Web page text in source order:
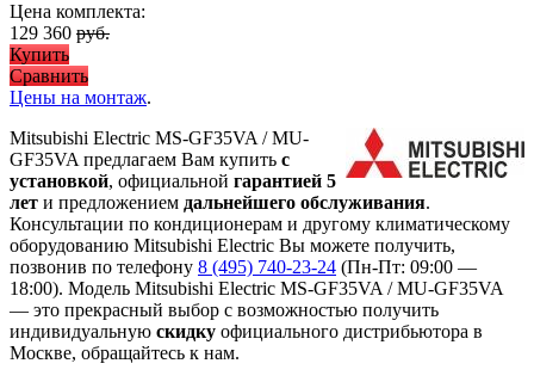
Цена комплекта:
129 360 руб.
Купить
Сравнить
Цены на монтаж.
Mitsubishi Electric MS-GF35VA / MU-
GF35VA предлагаем Вам купить с
установкой, официальной гарантией 5
лет и предложением дальнейшего обслуживания.
Консультации по кондиционерам и другому климатическому
оборудованию Mitsubishi Electric Вы можете получить,
позвонив по телефону 8 (495) 740-23-24 (Пн-Пт: 09:00 —
18:00). Модель Mitsubishi Electric MS-GF35VA / MU-GF35VA
— это прекрасный выбор с возможностью получить
индивидуальную скидку официального дистрибьютора в
Москве, обращайтесь к нам.